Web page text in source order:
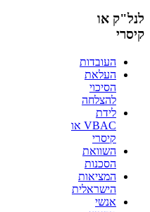
לנל"ק או
קיסרי
העובדות
העלאת
הסיכוי
להצלחה
לידת
VBAC או
קיסרי
השוואת
הסכנות
המציאות
הישראלית
אנשי